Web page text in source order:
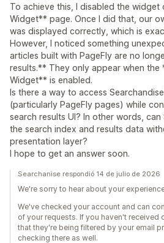
To achieve this, I disabled the widget
Widget** page. Once I did that, our
was displayed correctly, which is
However, I noticed something
articles built with PageFly are no
results.** They only appear when the
Widget** is enabled.
Is there a way to access
(particularly PageFly pages) while
search results UI? In other words,
the search index and results data
presentation layer?
I hope to get an answer soon.
Searchanise respondió 14 de julio de 2026
We're sorry to hear about your
We've checked your account and can
of your requests. If you haven't
that they're being filtered by your email
checking there as well.